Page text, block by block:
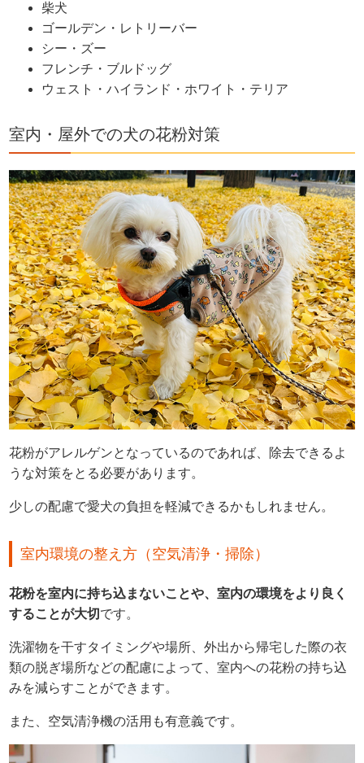
柴犬
ゴールデン・レトリーバー
シー・ズー
フレンチ・ブルドッグ
ウェスト・ハイランド・ホワイト・テリア
室内・屋外での犬の花粉対策
花粉がアレルゲンとなっているのであれば、除去できるよ
うな対策をとる必要があります。
少しの配慮で愛犬の負担を軽減できるかもしれません。
室内環境の整え方（空気清浄・掃除）
花粉を室内に持ち込まないことや、室内の環境をより良く
することが大切 です。
洗濯物を干すタイミングや場所、外出から帰宅した際の衣
類の脱ぎ場所などの配慮によって、室内への花粉の持ち込
みを減らすことができます。
また、空気清浄機の活用も有意義です。